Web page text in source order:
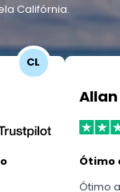
Califórnia.
CL
Allan
Ótimo
Ótimo